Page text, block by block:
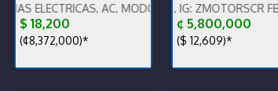
VARIA !!!
AC, MODOS DE MANEJO, BT, ALL GRIP
$ 18,200
(¢8,372,000)*
ENGLISH SPOKEN, IG: ZMOTORSCR FB: Z
¢ 5,800,000
($ 12,609)*
Poco KM,